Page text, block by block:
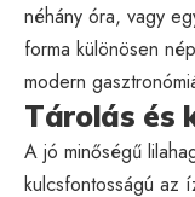
néhány óra, vagy
forma különösen
modern
Tárolás és
A jó minőségű
kulcsfontosságú az